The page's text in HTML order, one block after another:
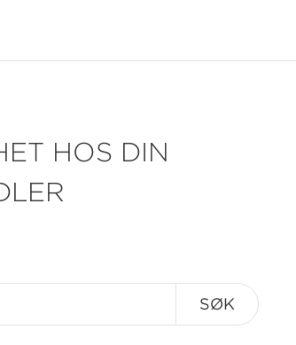
HOS DIN